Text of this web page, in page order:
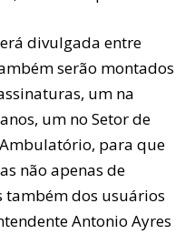
divulgada entre
serão montados
um na
um no Setor de
para que
não apenas de
também dos usuários
Antonio Ayres